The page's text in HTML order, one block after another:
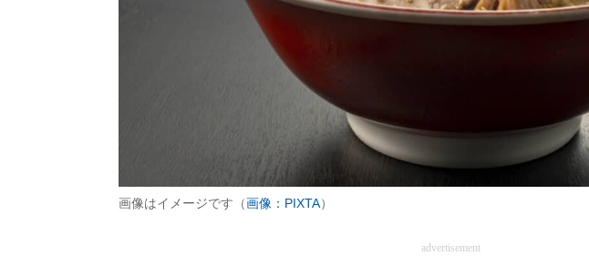
画像はイメージです（画像：PIXTA）
advertisement